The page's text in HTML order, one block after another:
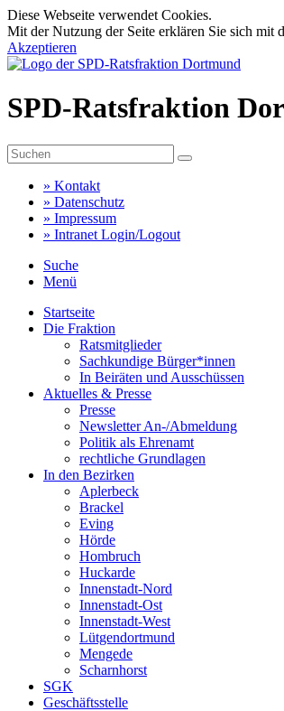
Diese Webseite verwendet Cookies.
Mit der Nutzung der Seite erklären Sie sich mit
Akzeptieren
SPD-Ratsfraktion
» Kontakt
» Datenschutz
» Impressum
» Intranet Login/Logout
Suche
Menü
Startseite
Die Fraktion
Ratsmitglieder
Sachkundige Bürger*innen
In Beiräten und Ausschüssen
Aktuelles & Presse
Presse
Newsletter An-/Abmeldung
Politik als Ehrenamt
rechtliche Grundlagen
In den Bezirken
Aplerbeck
Brackel
Eving
Hörde
Hombruch
Huckarde
Innenstadt-Nord
Innenstadt-Ost
Innenstadt-West
Lütgendortmund
Mengede
Scharnhorst
SGK
Geschäftsstelle